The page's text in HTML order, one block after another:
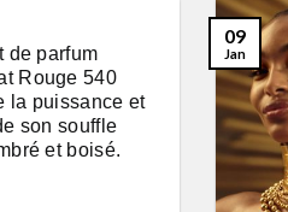
de parfum
Rouge 540
la puissance et
son souffle
et boisé.
09
Jan